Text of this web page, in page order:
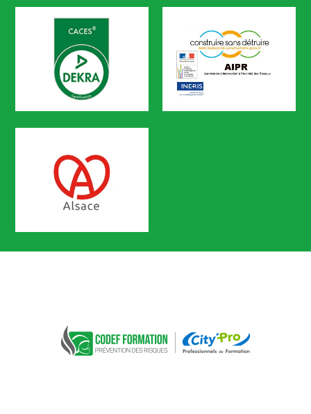
CACES AIPR
Certification n° 5619
Partenaire Marque Alsace